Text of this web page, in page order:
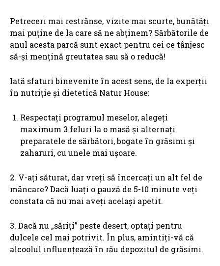
Petreceri mai restrânse, vizite mai scurte, bunătăți
mai puține de la care să ne abținem? Sărbătorile de
anul acesta parcă sunt exact pentru cei ce tânjesc
să-și mențină greutatea sau să o reducă!
Iată sfaturi binevenite în acest sens, de la experții
în nutriție și dietetică Natur House:
Respectați programul meselor, alegeți
maximum 3 feluri la o masă și alternați
preparatele de sărbători, bogate în grăsimi și
zaharuri, cu unele mai ușoare.
2. V-ați săturat, dar vreți să încercați un alt fel de
mâncare? Dacă luați o pauză de 5-10 minute veți
constata că nu mai aveți același apetit.
3. Dacă nu „săriți” peste desert, optați pentru
dulcele cel mai potrivit. În plus, amintiți-vă că
alcoolul influențează în rău depozitul de grăsimi.